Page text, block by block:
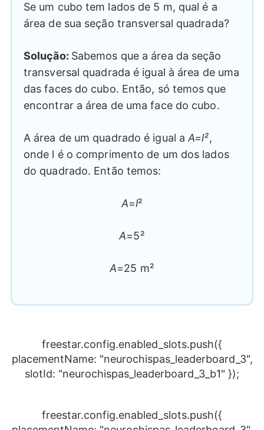
Se um cubo tem lados de 5 m, qual é a
área de sua seção transversal quadrada?
Solução: Sabemos que a área da seção
transversal quadrada é igual à área de uma
das faces do cubo. Então, só temos que
encontrar a área de uma face do cubo.
A área de um quadrado é igual a A=l²,
onde l é o comprimento de um dos lados
do quadrado. Então temos:
A=l²
A=5²
A=25 m²
freestar.config.enabled_slots.push({
placementName: "neurochispas_leaderboard_3",
slotId: "neurochispas_leaderboard_3_b1" });
freestar.config.enabled_slots.push({